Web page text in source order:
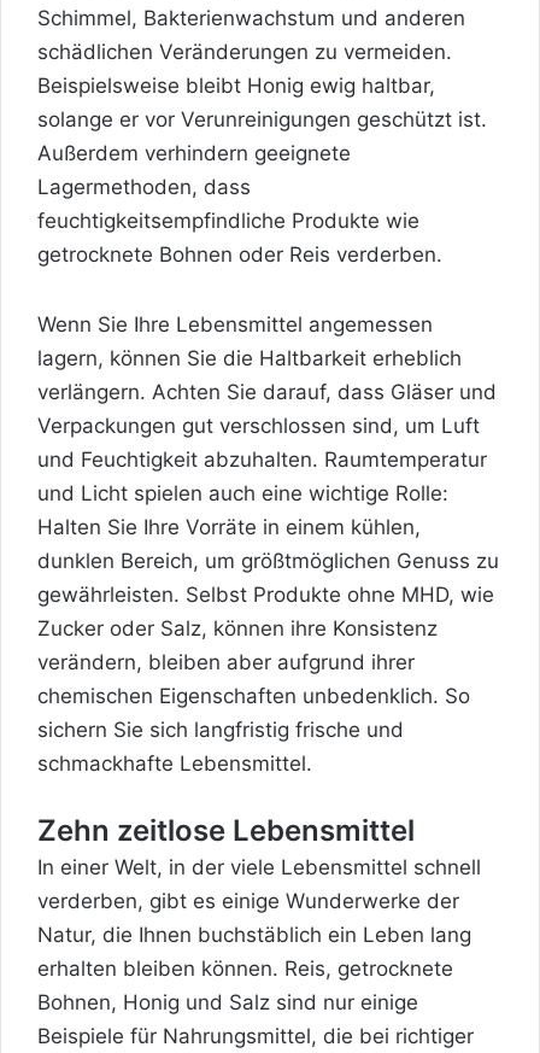
Schimmel, Bakterienwachstum und anderen
schädlichen Veränderungen zu vermeiden.
Beispielsweise bleibt Honig ewig haltbar,
solange er vor Verunreinigungen geschützt ist.
Außerdem verhindern geeignete
Lagermethoden, dass
feuchtigkeitsempfindliche Produkte wie
getrocknete Bohnen oder Reis verderben.
Wenn Sie Ihre Lebensmittel angemessen
lagern, können Sie die Haltbarkeit erheblich
verlängern. Achten Sie darauf, dass Gläser und
Verpackungen gut verschlossen sind, um Luft
und Feuchtigkeit abzuhalten. Raumtemperatur
und Licht spielen auch eine wichtige Rolle:
Halten Sie Ihre Vorräte in einem kühlen,
dunklen Bereich, um größtmöglichen Genuss zu
gewährleisten. Selbst Produkte ohne MHD, wie
Zucker oder Salz, können ihre Konsistenz
verändern, bleiben aber aufgrund ihrer
chemischen Eigenschaften unbedenklich. So
sichern Sie sich langfristig frische und
schmackhafte Lebensmittel.
Zehn zeitlose Lebensmittel
In einer Welt, in der viele Lebensmittel schnell
verderben, gibt es einige Wunderwerke der
Natur, die Ihnen buchstäblich ein Leben lang
erhalten bleiben können. Reis, getrocknete
Bohnen, Honig und Salz sind nur einige
Beispiele für Nahrungsmittel, die bei richtiger